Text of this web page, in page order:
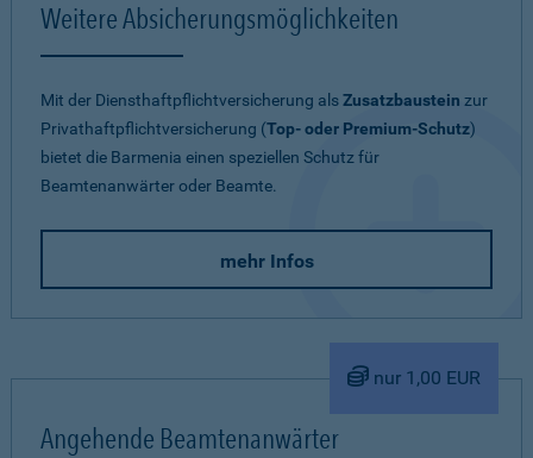
Weitere Absicherungsmöglichkeiten
Mit der Diensthaftpflichtversicherung alsZusatzbaustein zur
Privathaftpflichtversicherung (Top- oder Premium-Schutz)
bietet die Barmenia einen speziellen Schutz für
Beamtenanwärter oder Beamte.
mehr Infos
nur 1,00 EUR
Angehende Beamtenanwärter